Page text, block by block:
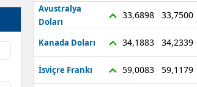
Avustralya
Doları
33,6898 33,7500
Kanada Doları 34,1883 34,2339
İsviçre Frankı 59,0083 59,1179